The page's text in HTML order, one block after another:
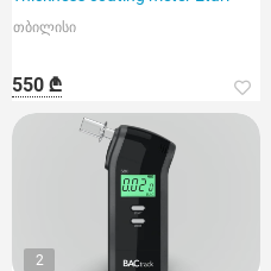
თბილისი
550 ₾
2